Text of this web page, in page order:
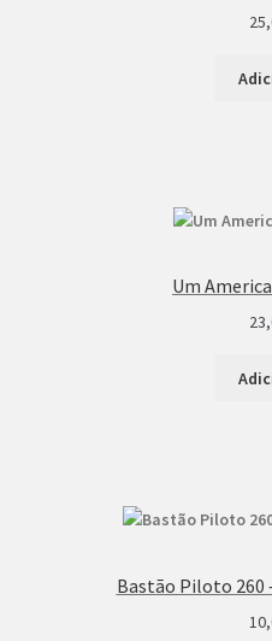
Um
Bastão Piloto 260